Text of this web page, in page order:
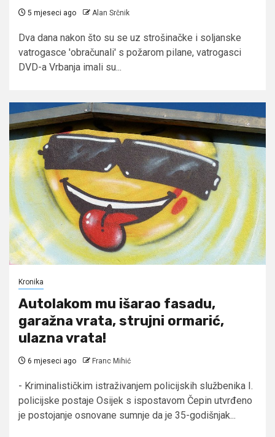
5 mjeseci ago Alan Srčnik
Dva dana nakon što su se uz strošinačke i soljanske
vatrogasce 'obračunali' s požarom pilane, vatrogasci
DVD-a Vrbanja imali su...
Kronika
Autolakom mu išarao fasadu,
garažna vrata, strujni ormarić,
ulazna vrata!
6 mjeseci ago Franc Mihić
- Kriminalističkim istraživanjem policijskih službenika I.
policijske postaje Osijek s ispostavom Čepin utvrđeno
je postojanje osnovane sumnje da je 35-godišnjak...